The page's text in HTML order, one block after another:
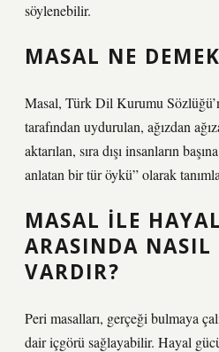
söylenebilir.
MASAL NE
Masal, Türk Dil Kurumu
tarafından uydurulan, ağızdan
aktarılan, sıra dışı insanların
anlatan bir tür öykü” olarak
MASAL ILE
ARASINDA
VARDIR?
Peri masalları, gerçeği bulmaya
dair içgörü sağlayabilir. Hayal